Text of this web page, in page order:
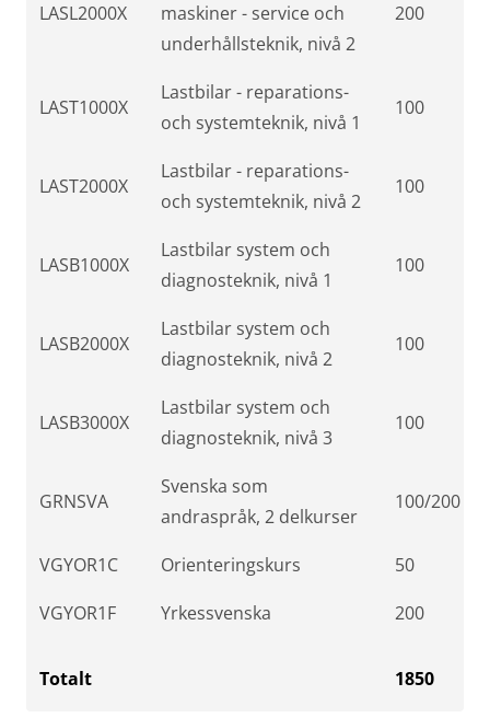
LASL2000X
maskiner - service och
underhållsteknik, nivå 2
200
LAST1000X
Lastbilar - reparations-
och systemteknik, nivå 1
100
LAST2000X
Lastbilar - reparations-
och systemteknik, nivå 2
100
LASB1000X
Lastbilar system och
diagnosteknik, nivå 1
100
LASB2000X
Lastbilar system och
diagnosteknik, nivå 2
100
LASB3000X
Lastbilar system och
diagnosteknik, nivå 3
100
GRNSVA
Svenska som
andraspråk, 2 delkurser
100/200
VGYOR1C Orienteringskurs
50
VGYOR1F
Yrkessvenska 200
Totalt 1850